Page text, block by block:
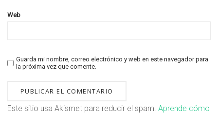
Web
Guarda mi nombre, correo electrónico y web en este navegador para
la próxima vez que comente.
Este sitio usa Akismet para reducir el spam. Aprende cómo